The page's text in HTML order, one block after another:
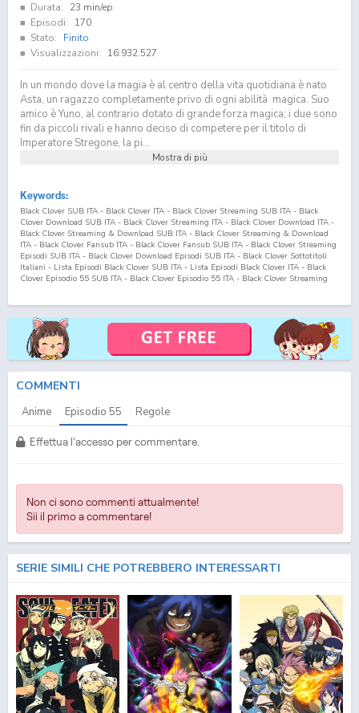
Durata:
23 min/ep
Episodi:
170
Stato:
Finito
Visualizzazioni:
16.932.527
In un mondo dove la magia è al centro della vita quotidiana è nato
Asta, un ragazzo completamente privo di ogni abilità magica. Suo
amico è Yuno, al contrario dotato di grande forza magica; i due sono
fin da piccoli rivali e hanno deciso di competere per il titolo di
Imperatore Stregone, la pi...
Mostra di più
Keywords:
Black Clover SUB ITA - Black Clover ITA - Black Clover Streaming SUB ITA - Black
Clover Download SUB ITA - Black Clover Streaming ITA - Black Clover Download ITA -
Black Clover Streaming & Download SUB ITA - Black Clover Streaming & Download
ITA - Black Clover Fansub ITA - Black Clover Fansub SUB ITA - Black Clover Streaming
Episodi SUB ITA - Black Clover Download Episodi SUB ITA - Black Clover Sottotitoli
Italiani - Lista Episodi Black Clover SUB ITA - Lista Episodi Black Clover ITA - Black
Clover Episodio 55 SUB ITA - Black Clover Episodio 55 ITA - Black Clover Streaming
COMMENTI
Anime Episodio 55 Regole
Effettua l'accesso per commentare.
Non ci sono commenti attualmente!
Sii il primo a commentare!
SERIE SIMILI CHE POTREBBERO INTERESSARTI